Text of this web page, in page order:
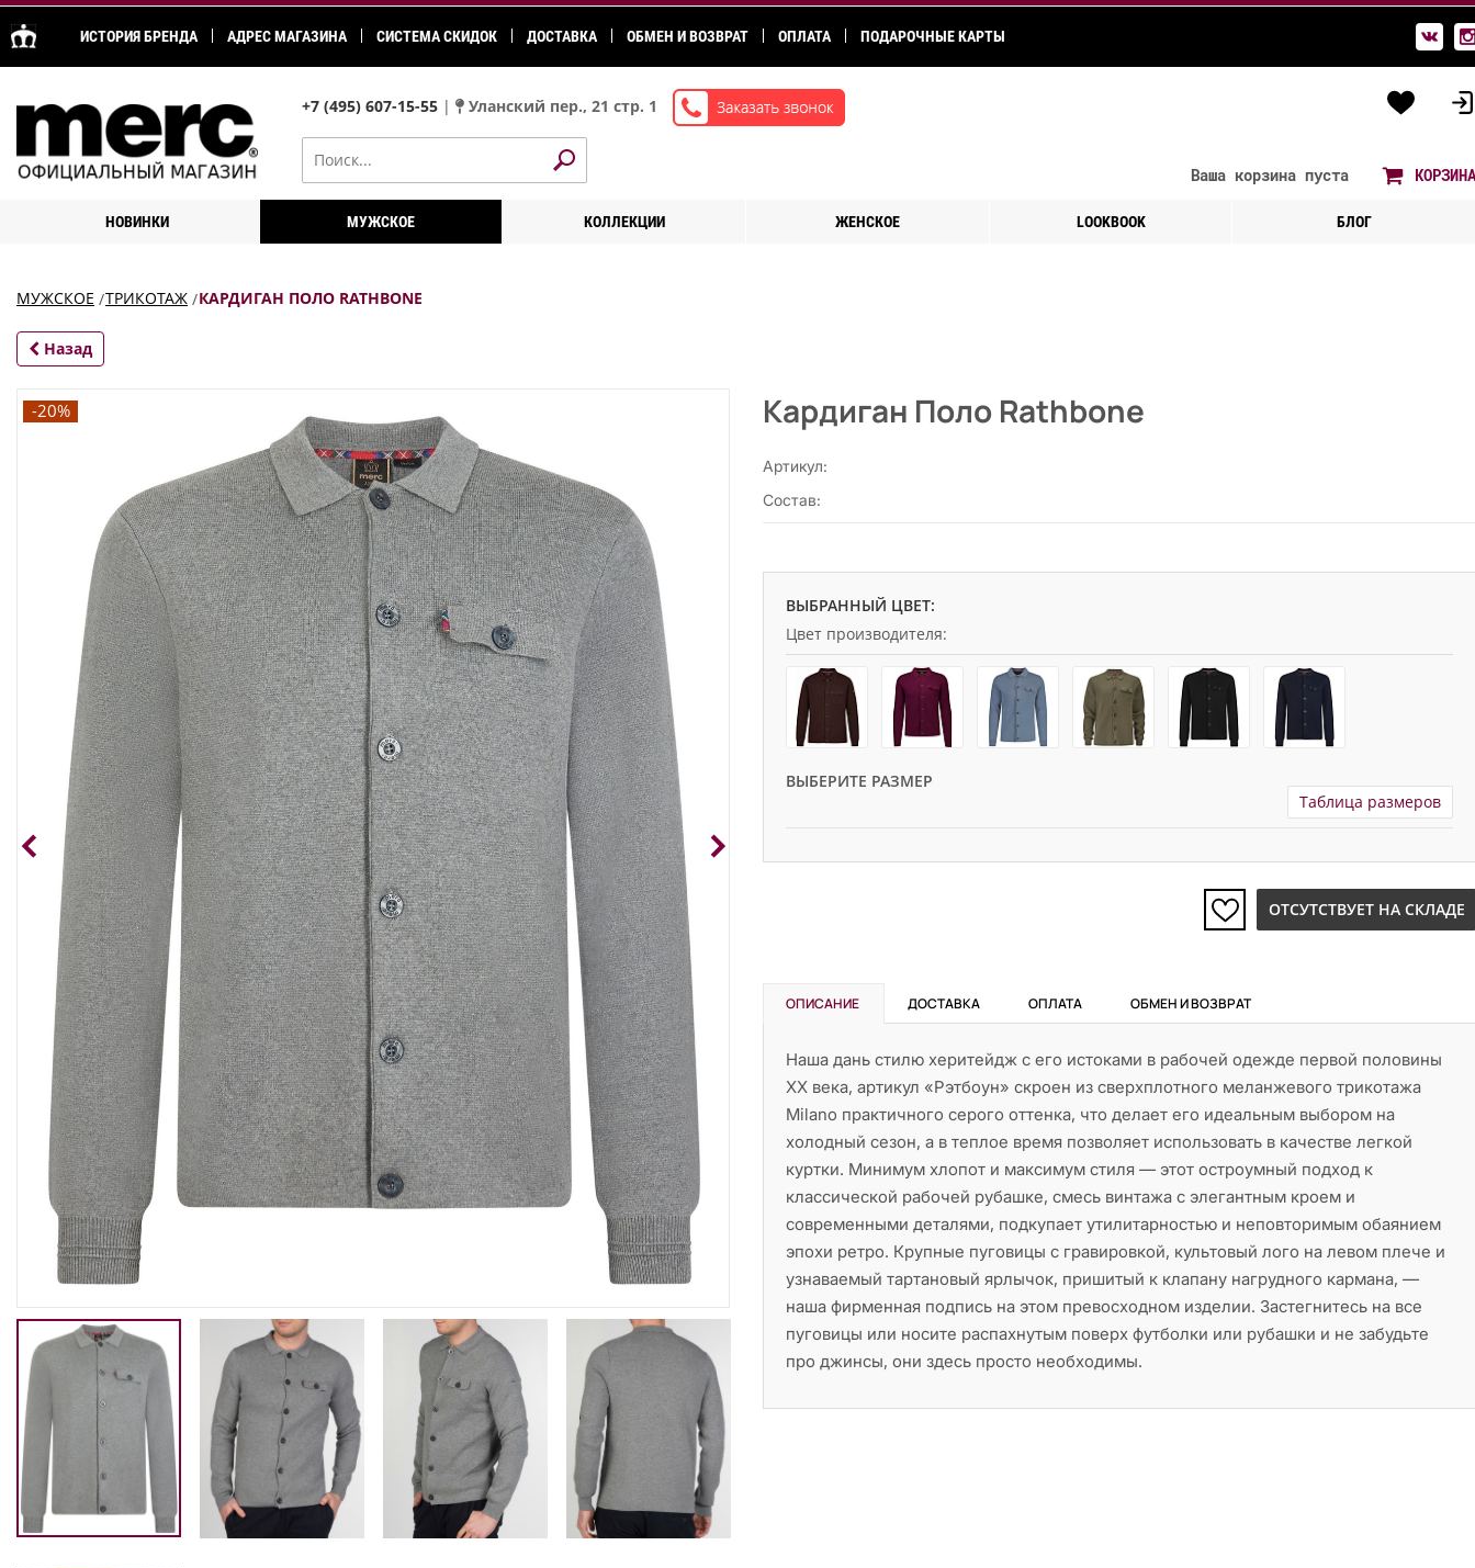
ИСТОРИЯ БРЕНДА АДРЕС МАГАЗИНА СИСТЕМА СКИДОК ДОСТАВКА ОБМЕН И ВОЗВРАТ ОПЛАТА ПОДАРОЧНЫЕ КАРТЫ
+7 (495) 607-15-55 | Уланский пер., 21 стр. 1
Ваша корзина пуста КОРЗИНА
НОВИНКИ МУЖСКОЕ КОЛЛЕКЦИИ ЖЕНСКОЕ LOOKBOOK БЛОГ
МУЖСКОЕ ТРИКОТАЖ КАРДИГАН ПОЛО RATHBONE
Назад
-20% Кардиган Поло Rathbone
Артикул:
Состав:
ВЫБРАННЫЙ ЦВЕТ:
Цвет производителя:
ВЫБЕРИТЕ РАЗМЕР
Таблица размеров
ОТСУТСТВУЕТ НА СКЛАДЕ
ОПИСАНИЕ ДОСТАВКА ОПЛАТА ОБМЕН И ВОЗВРАТ
Наша дань стилю херитейдж с его истоками в рабочей одежде первой половины
XX века, артикул «Рэтбоун» скроен из сверхплотного меланжевого трикотажа
Milano практичного серого оттенка, что делает его идеальным выбором на
холодный сезон, а в теплое время позволяет использовать в качестве легкой
куртки. Минимум хлопот и максимум стиля — этот остроумный подход к
классической рабочей рубашке, смесь винтажа с элегантным кроем и
современными деталями, подкупает утилитарностью и неповторимым обаянием
эпохи ретро. Крупные пуговицы с гравировкой, культовый лого на левом плече и
узнаваемый тартановый ярлычок, пришитый к клапану нагрудного кармана, —
наша фирменная подпись на этом превосходном изделии. Застегнитесь на все
пуговицы или носите распахнутым поверх футболки или рубашки и не забудьте
про джинсы, они здесь просто необходимы.